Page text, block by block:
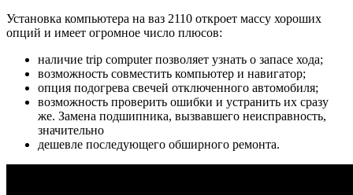
Установка компьютера на ваз 2110 откроет массу хороших
опций и имеет огромное число плюсов:
наличие trip computer позволяет узнать о запасе хода;
возможность совместить компьютер и навигатор;
опция подогрева свечей отключенного автомобиля;
возможность проверить ошибки и устранить их сразу
же. Замена подшипника, вызвавшего неисправность,
значительно
дешевле последующего обширного ремонта.